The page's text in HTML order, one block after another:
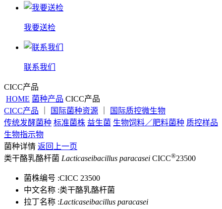
我要送检
联系我们
CICC产品
HOME 菌种产品 CICC产品
CICC产品
国际菌种资源
国际质控微生物
传统发酵菌种 标准菌株 益生菌 生物饲料／肥料菌种 质控样品
生物指示物
菌种详情 返回上一页
类干酪乳酪杆菌 Lacticaseibacillus paracasei CICC®23500
菌株编号 :CICC 23500
中文名称 :类干酪乳酪杆菌
拉丁名称 :Lacticaseibacillus paracasei